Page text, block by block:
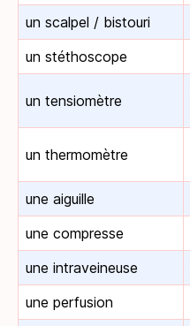
un scalpel / bistouri
un stéthoscope
un tensiomètre
un thermomètre
une aiguille
une compresse
une intraveineuse
une perfusion